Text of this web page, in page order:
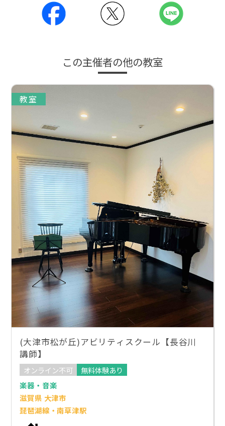
この主催者の他の教室
教室
(大津市松が丘)アビリティスクール【長谷川
講師】
オンライン不可
無料体験あり
楽器・音楽
滋賀県 大津市
琵琶湖線・南草津駅